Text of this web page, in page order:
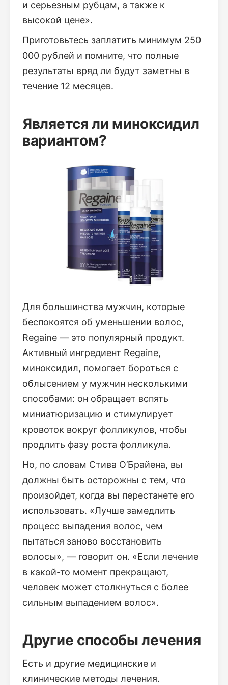
и серьезным рубцам, а также к
высокой цене».
Приготовьтесь заплатить минимум 250
000 рублей и помните, что полные
результаты вряд ли будут заметны в
течение 12 месяцев.
Является ли миноксидил
вариантом?
Для большинства мужчин, которые
беспокоятся об уменьшении волос,
Regaine — это популярный продукт.
Активный ингредиент Regaine,
миноксидил, помогает бороться с
облысением у мужчин несколькими
способами: он обращает вспять
миниатюризацию и стимулирует
кровоток вокруг фолликулов, чтобы
продлить фазу роста фолликула.
Но, по словам Стива О’Брайена, вы
должны быть осторожны с тем, что
произойдет, когда вы перестанете его
использовать. «Лучше замедлить
процесс выпадения волос, чем
пытаться заново восстановить
волосы», — говорит он. «Если лечение
в какой-то момент прекращают,
человек может столкнуться с более
сильным выпадением волос».
Другие способы лечения
Есть и другие медицинские и
клинические методы лечения.